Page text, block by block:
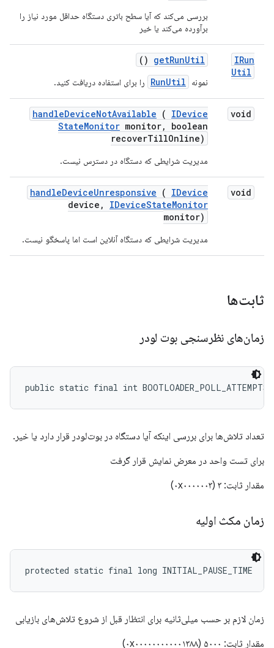
بررسی می‌کند که آیا سطح باتری دستگاه حداقل مورد نیاز را
برآورده می‌کند یا خیر
IRun
Util
getRunUtil
()
نمونه RunUtil را برای استفاده دریافت کنید.
void
handleDeviceNotAvailable ( IDevice
StateMonitor monitor,
boolean
recoverTillOnline)
مدیریت شرایطی که دستگاه در دسترس نیست.
void
handleDeviceUnresponsive ( IDevice
device , IDeviceStateMonitor
monitor)
مدیریت شرایطی که دستگاه آنلاین است اما پاسخگو نیست.
ثابت‌ها
زمان‌های نظرسنجی بوت لودر
public static final int BOOTLOADER_POLL_ATTEMPTS
تعداد تلاش‌ها برای بررسی اینکه آیا دستگاه در بوت‌لودر قرار دارد یا خیر.
برای تست واحد در معرض نمایش قرار گرفت
مقدار ثابت: ۳ (۰x۰۰۰۰۰۰۳)
زمان مکث اولیه
protected static final long INITIAL_PAUSE_TIME
زمان لازم بر حسب میلی‌ثانیه برای انتظار قبل از شروع تلاش‌های بازیابی
مقدار ثابت: ۵۰۰۰ (۰x۰۰۰۰۰۰۰۰۰۰۰۱۳۸۸)